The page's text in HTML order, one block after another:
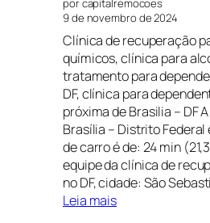
por capitalremocoes
9 de novembro de 2024
Clínica de recuperação
químicos, clínica para
tratamento para
DF, clínica para
próxima de Brasilia – DF
Brasília – Distrito Federal
de carro é de: 24 min
equipe da clínica de
no DF, cidade: São
Leia mais: